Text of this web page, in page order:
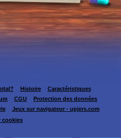
Histoire
Caractéristiques
CGU
Protection des données
Jeux sur navigateur - upjers.com
cookies